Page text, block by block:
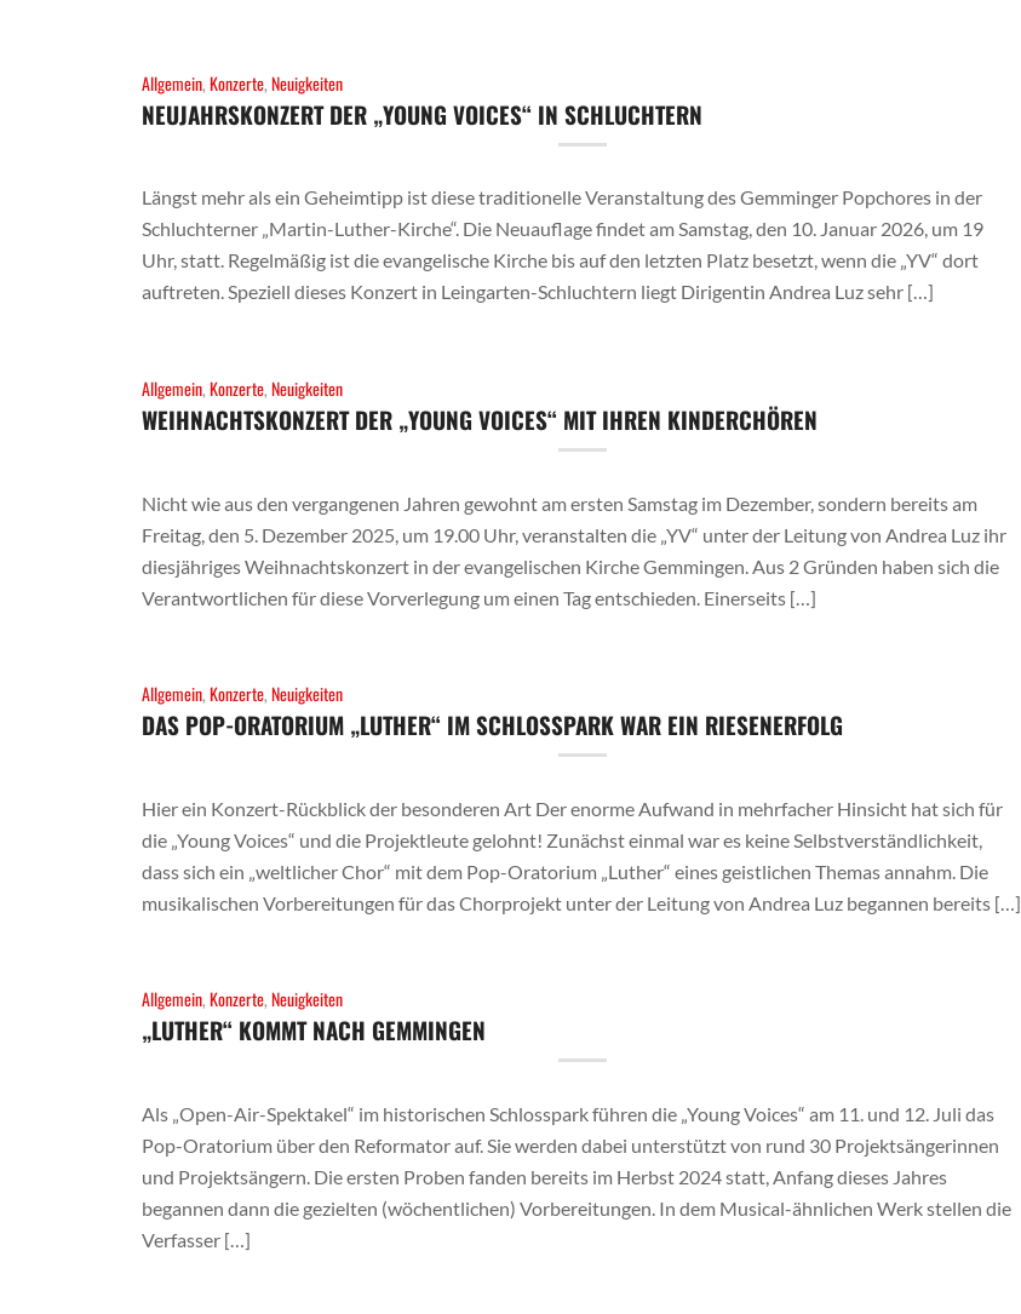
Allgemein,Konzerte,Neuigkeiten
NEUJAHRSKONZERT DER „YOUNG VOICES“ IN SCHLUCHTERN
Längst mehr als ein Geheimtipp ist diese traditionelle Veranstaltung des Gemminger Popchores in der
Schluchterner „Martin-Luther-Kirche“. Die Neuauflage findet am Samstag, den 10. Januar 2026, um 19
Uhr, statt. Regelmäßig ist die evangelische Kirche bis auf den letzten Platz besetzt, wenn die „YV“ dort
auftreten. Speziell dieses Konzert in Leingarten-Schluchtern liegt Dirigentin Andrea Luz sehr […]
Allgemein,Konzerte,Neuigkeiten
WEIHNACHTSKONZERT DER „YOUNG VOICES“ MIT IHREN KINDERCHÖREN
Nicht wie aus den vergangenen Jahren gewohnt am ersten Samstag im Dezember, sondern bereits am
Freitag, den 5. Dezember 2025, um 19.00 Uhr, veranstalten die „YV“ unter der Leitung von Andrea Luz ihr
diesjähriges Weihnachtskonzert in der evangelischen Kirche Gemmingen. Aus 2 Gründen haben sich die
Verantwortlichen für diese Vorverlegung um einen Tag entschieden. Einerseits […]
Allgemein,Konzerte,Neuigkeiten
DAS POP-ORATORIUM „LUTHER“ IM SCHLOSSPARK WAR EIN RIESENERFOLG
Hier ein Konzert-Rückblick der besonderen Art Der enorme Aufwand in mehrfacher Hinsicht hat sich für
die „Young Voices“ und die Projektleute gelohnt! Zunächst einmal war es keine Selbstverständlichkeit,
dass sich ein „weltlicher Chor“ mit dem Pop-Oratorium „Luther“ eines geistlichen Themas annahm. Die
musikalischen Vorbereitungen für das Chorprojekt unter der Leitung von Andrea Luz begannen bereits […]
Allgemein,Konzerte,Neuigkeiten
„LUTHER“ KOMMT NACH GEMMINGEN
Als „Open-Air-Spektakel“ im historischen Schlosspark führen die „Young Voices“ am 11. und 12. Juli das
Pop-Oratorium über den Reformator auf. Sie werden dabei unterstützt von rund 30 Projektsängerinnen
und Projektsängern. Die ersten Proben fanden bereits im Herbst 2024 statt, Anfang dieses Jahres
begannen dann die gezielten (wöchentlichen) Vorbereitungen. In dem Musical-ähnlichen Werk stellen die
Verfasser […]